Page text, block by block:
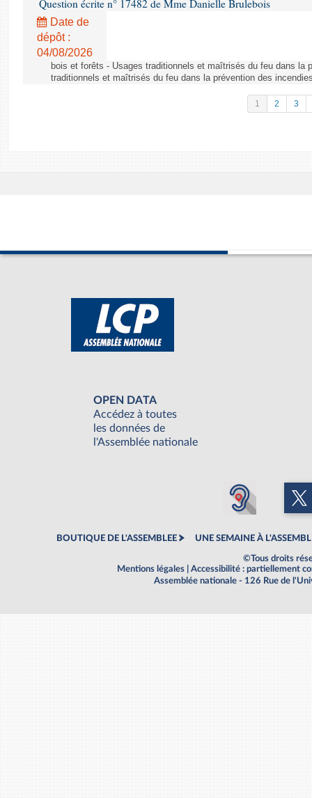
Question écrite n° 17482 de Mme Danielle Brulebois
Date de
dépôt :
04/08/2026
bois et forêts - Usages traditionnels et maîtrisés du feu dans la
traditionnels et maîtrisés du feu dans la prévention des
1 2 3
OPEN DATA
Accédez à toutes
les données de
l'Assemblée nationale
BOUTIQUE DE L'ASSEMBLEE UNE SEMAINE À
©Tous droits
Mentions légales
Accessibilité : partiellement
Assemblée nationale - 126 Rue de